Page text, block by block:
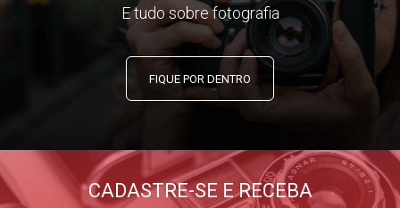
E tudo sobre fotografia
FIQUE POR DENTRO
CADASTRE-SE E RECEBA